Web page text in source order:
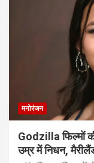
मनोरंजन
Godzilla फिल्मों
उम्र में निधन,